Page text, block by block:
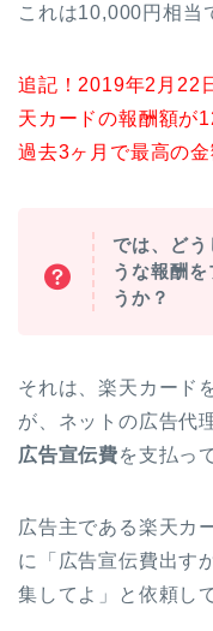
これは10,000円相当
追記！2019年2月22
天カードの報酬額が
過去3ヶ月で最高の金
では、ど
うな報酬
うか？
それは、楽天カード
が、ネットの広告代
広告宣伝費を支払っ
広告主である楽天カ
に「広告宣伝費出す
集してよ」と依頼し